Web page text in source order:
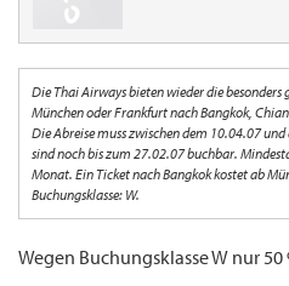
Die Thai Airways bieten wieder die besonders
München oder Frankfurt nach Bangkok,
Die Abreise muss zwischen dem 10.04.07
sind noch bis zum 27.02.07 buchbar.
Monat. Ein Ticket nach Bangkok kostet ab
Buchungsklasse: W.
Wegen Buchungsklasse W nur